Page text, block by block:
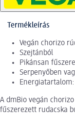
Termékleírás
Vegán chorizo
Szejtánból
Pikánsan
Serpenyőben
A dmBio vegán
fűszerezett rudacska